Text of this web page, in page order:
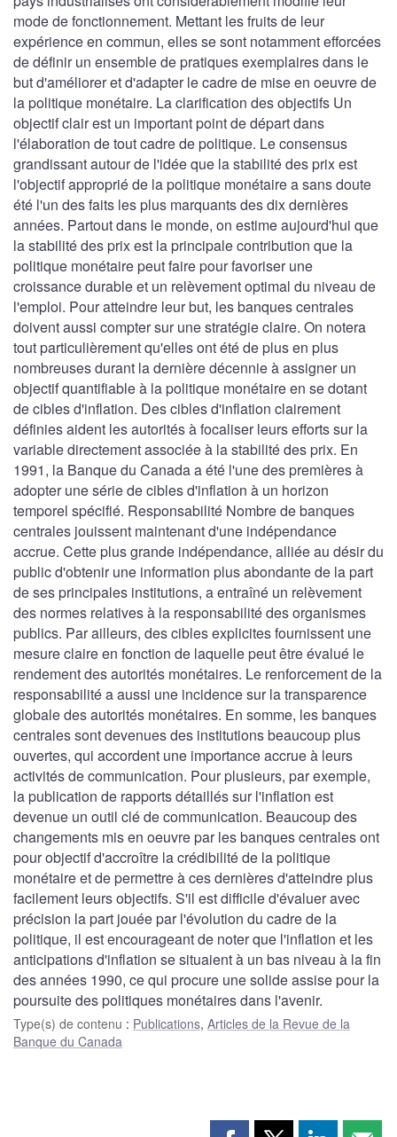
mode de fonctionnement. Mettant les fruits de leur
expérience en commun, elles se sont notamment efforcées
de définir un ensemble de pratiques exemplaires dans le
but d'améliorer et d'adapter le cadre de mise en oeuvre de
la politique monétaire. La clarification des objectifs Un
objectif clair est un important point de départ dans
l'élaboration de tout cadre de politique. Le consensus
grandissant autour de l'idée que la stabilité des prix est
l'objectif approprié de la politique monétaire a sans doute
été l'un des faits les plus marquants des dix dernières
années. Partout dans le monde, on estime aujourd'hui que
la stabilité des prix est la principale contribution que la
politique monétaire peut faire pour favoriser une
croissance durable et un relèvement optimal du niveau de
l'emploi. Pour atteindre leur but, les banques centrales
doivent aussi compter sur une stratégie claire. On notera
tout particulièrement qu'elles ont été de plus en plus
nombreuses durant la dernière décennie à assigner un
objectif quantifiable à la politique monétaire en se dotant
de cibles d'inflation. Des cibles d'inflation clairement
définies aident les autorités à focaliser leurs efforts sur la
variable directement associée à la stabilité des prix. En
1991, la Banque du Canada a été l'une des premières à
adopter une série de cibles d'inflation à un horizon
temporel spécifié. Responsabilité Nombre de banques
centrales jouissent maintenant d'une indépendance
accrue. Cette plus grande indépendance, alliée au désir du
public d'obtenir une information plus abondante de la part
de ses principales institutions, a entraîné un relèvement
des normes relatives à la responsabilité des organismes
publics. Par ailleurs, des cibles explicites fournissent une
mesure claire en fonction de laquelle peut être évalué le
rendement des autorités monétaires. Le renforcement de la
responsabilité a aussi une incidence sur la transparence
globale des autorités monétaires. En somme, les banques
centrales sont devenues des institutions beaucoup plus
ouvertes, qui accordent une importance accrue à leurs
activités de communication. Pour plusieurs, par exemple,
la publication de rapports détaillés sur l'inflation est
devenue un outil clé de communication. Beaucoup des
changements mis en oeuvre par les banques centrales ont
pour objectif d'accroître la crédibilité de la politique
monétaire et de permettre à ces dernières d'atteindre plus
facilement leurs objectifs. S'il est difficile d'évaluer avec
précision la part jouée par l'évolution du cadre de la
politique, il est encourageant de noter que l'inflation et les
anticipations d'inflation se situaient à un bas niveau à la fin
des années 1990, ce qui procure une solide assise pour la
poursuite des politiques monétaires dans l'avenir.
Type(s) de contenu : Publications, Articles de la Revue de la
Banque du Canada